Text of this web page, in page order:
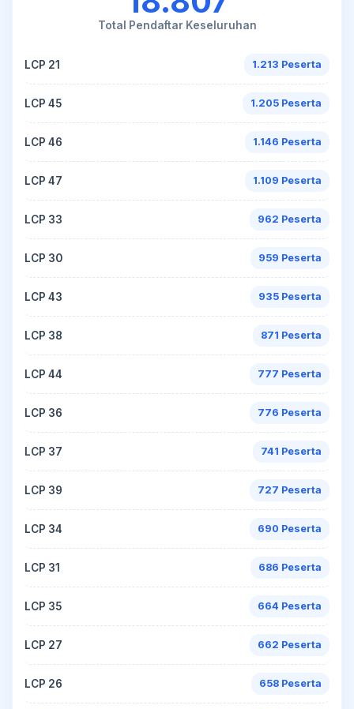
Total Pendaftar Keseluruhan
LCP 21 1.213 Peserta
LCP 45 1.205 Peserta
LCP 46 1.146 Peserta
LCP 47 1.109 Peserta
LCP 33 962 Peserta
LCP 30 959 Peserta
LCP 43 935 Peserta
LCP 38 871 Peserta
LCP 44 777 Peserta
LCP 36 776 Peserta
LCP 37 741 Peserta
LCP 39 727 Peserta
LCP 34 690 Peserta
LCP 31 686 Peserta
LCP 35 664 Peserta
LCP 27 662 Peserta
LCP 26 658 Peserta